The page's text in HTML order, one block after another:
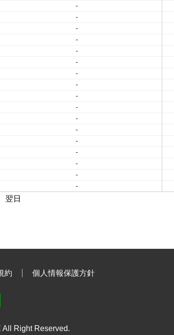
-
-
-
-
-
-
-
-
-
-
-
-
-
-
-
-
-
翌日
約 個人情報保護方針
Right Reserved.